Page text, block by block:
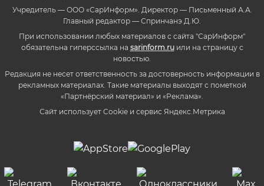
Учредитель — ООО «СарИнформ». Директор — Письменный А.А.
Главный редактор — Спринчанэ Д.Ю.
При использовании любых материалов с сайта "СарИнформ"
обязательна гиперссылка на sarinform.ruили на страницу с
новостью.
Редакция не несет ответственность за достоверность информации в
рекламных материалах. Такие материалы выходят с пометкой
«Партнёрский материал» и «Реклама».
Сайт использует Cookie и сервиc Яндекс.Метрика